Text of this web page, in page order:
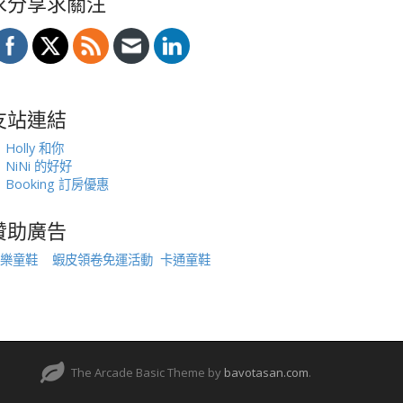
站連結
Holly 和你
NiNi 的好好
Booking 訂房優惠
助廣告
童鞋 蝦皮領卷免運活動 卡通童鞋
The Arcade Basic Theme by bavotasan.com.